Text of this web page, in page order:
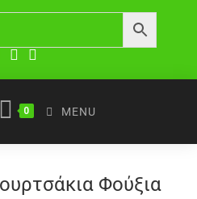
0 MENU
Φούξια